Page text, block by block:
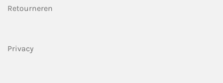
Retourneren
Privacy